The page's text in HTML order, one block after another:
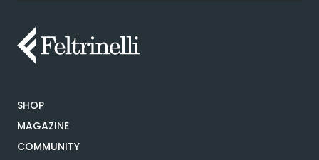
SHOP
MAGAZINE
COMMUNITY